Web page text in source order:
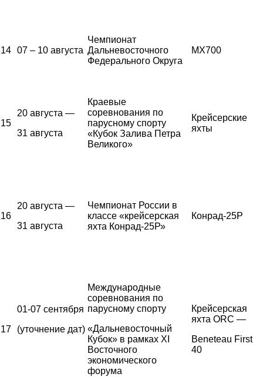
14 07 – 10 августа
Чемпионат
Дальневосточного
Федерального Округа
MX700
15
20 августа —
31 августа
Краевые
соревнования по
парусному спорту
«Кубок Залива Петра
Великого»
Крейсерские
яхты
16
20 августа —
31 августа
Чемпионат России в
классе «крейсерская
яхта Конрад-25Р»
Конрад-25Р
17
01-07 сентября
(уточнение дат)
Международные
соревнования по
парусному спорту
«Дальневосточный
Кубок» в рамках XI
Восточного
экономического
форума
Крейсерская
яхта ORC —
Beneteau First
40